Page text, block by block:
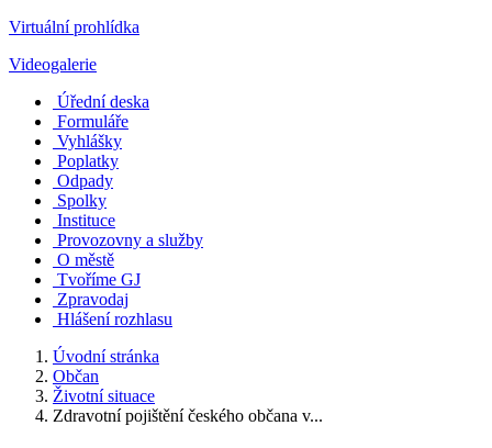
Virtuální prohlídka
Videogalerie
Úřední deska
Formuláře
Vyhlášky
Poplatky
Odpady
Spolky
Instituce
Provozovny a služby
O městě
Tvoříme GJ
Zpravodaj
Hlášení rozhlasu
Úvodní stránka
Občan
Životní situace
Zdravotní pojištění českého občana v...